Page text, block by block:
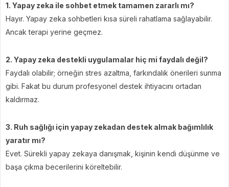
1. Yapay zeka ile sohbet etmek tamamen zararlı mı?
Hayır. Yapay zeka sohbetleri kısa süreli rahatlama sağlayabilir.
Ancak terapi yerine geçmez.
2. Yapay zeka destekli uygulamalar hiç mi faydalı değil?
Faydalı olabilir; örneğin stres azaltma, farkındalık önerileri sunma
gibi. Fakat bu durum profesyonel destek ihtiyacını ortadan
kaldırmaz.
3. Ruh sağlığı için yapay zekadan destek almak bağımlılık
yaratır mı?
Evet. Sürekli yapay zekaya danışmak, kişinin kendi düşünme ve
başa çıkma becerilerini köreltebilir.